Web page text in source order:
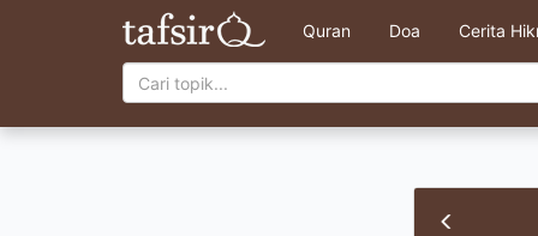
Quran Doa Cerita